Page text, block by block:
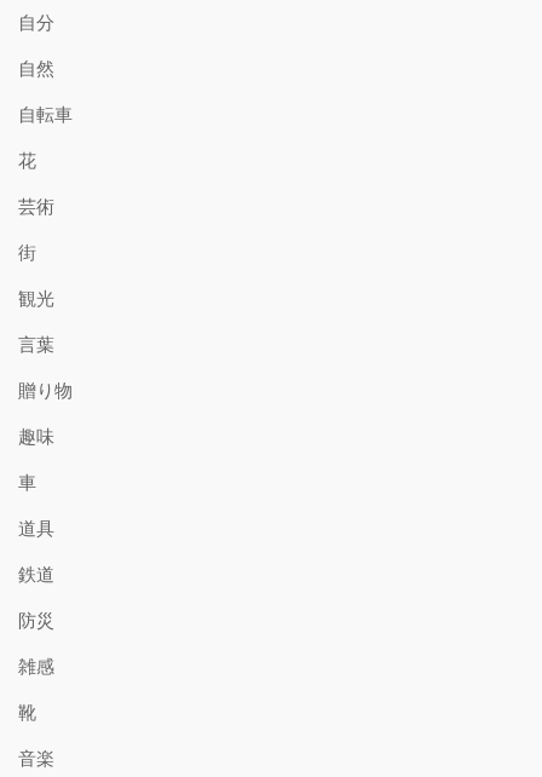
自分
自然
自転車
花
芸術
街
観光
言葉
贈り物
趣味
車
道具
鉄道
防災
雑感
靴
音楽